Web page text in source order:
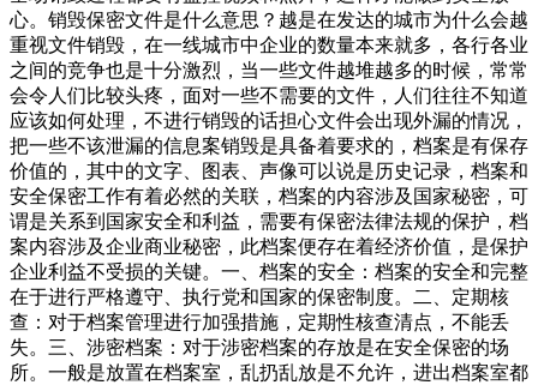
心。销毁保密文件是什么意思？越是在发达的城市为什么会越
重视文件销毁，在一线城市中企业的数量本来就多，各行各业
之间的竞争也是十分激烈，当一些文件越堆越多的时候，常常
会令人们比较头疼，面对一些不需要的文件，人们往往不知道
应该如何处理，不进行销毁的话担心文件会出现外漏的情况，
把一些不该泄漏的信息案销毁是具备着要求的，档案是有保存
价值的，其中的文字、图表、声像可以说是历史记录，档案和
安全保密工作有着必然的关联，档案的内容涉及国家秘密，可
谓是关系到国家安全和利益，需要有保密法律法规的保护，档
案内容涉及企业商业秘密，此档案便存在着经济价值，是保护
企业利益不受损的关键。一、档案的安全：档案的安全和完整
在于进行严格遵守、执行党和国家的保密制度。二、定期核
查：对于档案管理进行加强措施，定期性核查清点，不能丢
失。三、涉密档案：对于涉密档案的存放是在安全保密的场
所。一般是放置在档案室，乱扔乱放是不允许，进出档案室都